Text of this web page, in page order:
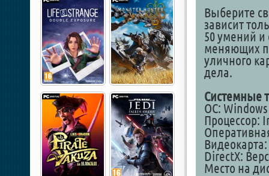
Выберите
зависит
50 умений
меняющих
уличного
дела.
Системные
ОС: Windows
Процессор:
Видеокарта:
DirectX:
Место на